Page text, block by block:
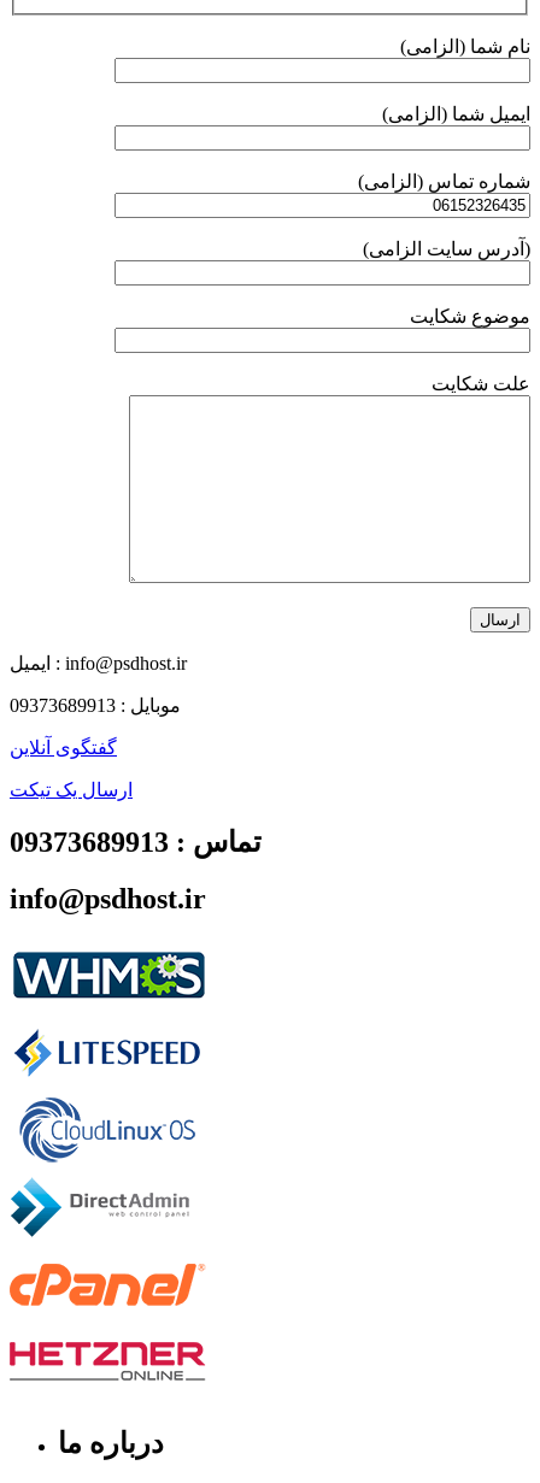
نام شما (الزامی)
ایمیل شما (الزامی)
شماره تماس (الزامی)
(آدرس سایت الزامی)
موضوع شکایت
علت شکایت
ایمیل : info@psdhost.ir
موبایل : 09373689913
گفتگوی آنلاین
ارسال یک تیکت
تماس : 09373689913
info@psdhost.ir
درباره ما